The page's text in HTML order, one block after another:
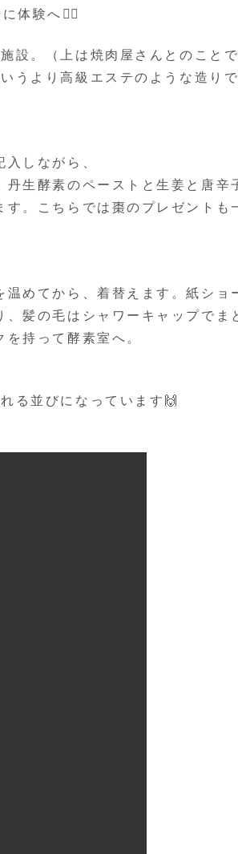
体験へ👯‍♀️
設。（上は焼肉屋さんとのこと
うより高級エステのような造り
しながら、
丹生酵素のペーストと生姜と唐辛
す。こちらでは棗のプレゼントも
温めてから、着替えます。紙ショ
、髪の毛はシャワーキャップでま
持って酵素室へ。
る並びになっています🙌